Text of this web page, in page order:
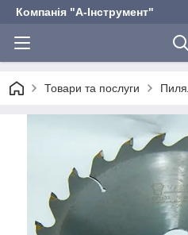
Компанія "А-Інструмент"
Товари та послуги